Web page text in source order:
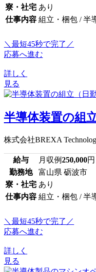
寮・社宅 あり
仕事内容 組立・梱包 / 半
＼最短45秒で完了／
応募へ進む
詳しく
見る
半導体装置の組
株式会社BREXA
給与 月収例250,000円
勤務地
富山県 砺波市
寮・社宅 あり
仕事内容 組立・梱包 / 半
＼最短45秒で完了／
応募へ進む
詳しく
見る